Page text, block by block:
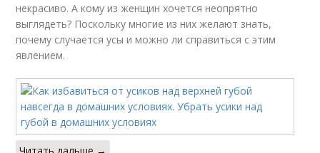
некрасиво. А кому из женщин хочется неопрятно
выглядеть? Поскольку многие из них желают знать,
почему случается усы и можно ли справиться с этим
явлением.
Читать дальше →